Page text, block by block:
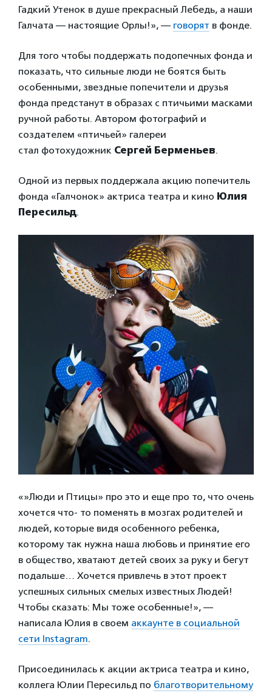
Гадкий Утенок в душе прекрасный Лебедь, а наши
Галчата — настоящие Орлы!», — говорят в фонде.
Для того чтобы поддержать подопечных фонда и
показать, что сильные люди не боятся быть
особенными, звездные попечители и друзья
фонда предстанут в образах с птичьими масками
ручной работы. Автором фотографий и
создателем «птичьей» галереи
стал фотохудожник Сергей Берменьев.
Одной из первых поддержала акцию попечитель
фонда «Галчонок» актриса театра и кино Юлия
Пересильд.
«»Люди и Птицы» про это и еще про то, что очень
хочется что- то поменять в мозгах родителей и
людей, которые видя особенного ребенка,
которому так нужна наша любовь и принятие его
в общество, хватают детей своих за руку и бегут
подальше… Хочется привлечь в этот проект
успешных сильных смелых известных Людей!
Чтобы сказать: Мы тоже особенные!», —
написала Юлия в своем аккаунте в социальной
сети Instagram.
Присоединилась к акции актриса театра и кино,
коллега Юлии Пересильд по благотворительному